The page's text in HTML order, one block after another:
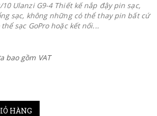
Ulanzi G9-4 Thiết kế nắp đậy pin sạc,
sạc, không những có thể thay pin bất cứ
sạc GoPro hoặc kết nối...
bao gồm VAT
HÀNG